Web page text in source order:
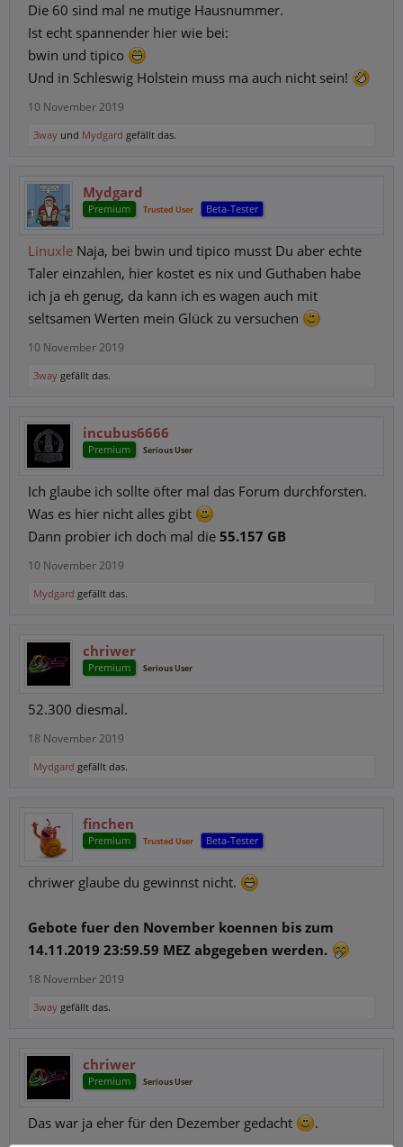
Die 60 sind mal ne mutige Hausnummer.
Ist echt spannender hier wie bei:
bwin und tipico
Und in Schleswig Holstein muss ma auch nicht sein!
10 November 2019
3way und Mydgard gefällt das.
Mydgard
Premium Trusted User Beta-Tester
Linuxle Naja, bei bwin und tipico musst Du aber echte
Taler einzahlen, hier kostet es nix und Guthaben habe
ich ja eh genug, da kann ich es wagen auch mit
seltsamen Werten mein Glück zu versuchen
10 November 2019
3way gefällt das.
incubus6666
Premium Serious User
Ich glaube ich sollte öfter mal das Forum durchforsten.
Was es hier nicht alles gibt
Dann probier ich doch mal die 55.157 GB
10 November 2019
Mydgard gefällt das.
chriwer
Premium Serious User
52.300 diesmal.
18 November 2019
Mydgard gefällt das.
finchen
Premium Trusted User Beta-Tester
chriwer glaube du gewinnst nicht.
Gebote fuer den November koennen bis zum
14.11.2019 23:59.59 MEZ abgegeben werden.
18 November 2019
3way gefällt das.
chriwer
Premium Serious User
Das war ja eher für den Dezember gedacht .